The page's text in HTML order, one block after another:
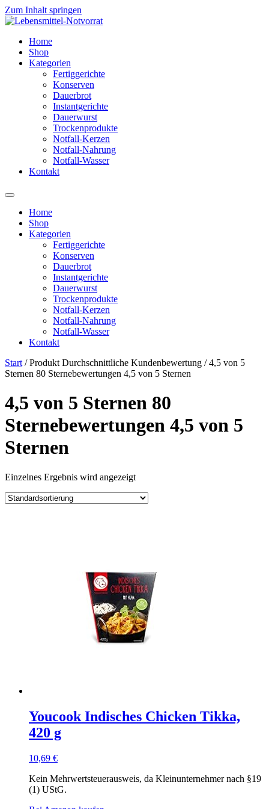
Zum Inhalt springen
Home
Shop
Kategorien
Fertiggerichte
Konserven
Dauerbrot
Instantgerichte
Dauerwurst
Trockenprodukte
Notfall-Kerzen
Notfall-Nahrung
Notfall-Wasser
Kontakt
Home
Shop
Kategorien
Fertiggerichte
Konserven
Dauerbrot
Instantgerichte
Dauerwurst
Trockenprodukte
Notfall-Kerzen
Notfall-Nahrung
Notfall-Wasser
Kontakt
Start / Produkt Durchschnittliche Kundenbewertung / 4,5 von 5
Sternen 80 Sternebewertungen 4,5 von 5 Sternen
4,5 von 5 Sternen 80
Sternebewertungen 4,5 von 5
Sternen
Einzelnes Ergebnis wird angezeigt
Youcook Indisches Chicken Tikka,
420 g
10,69 €
Kein Mehrwertsteuerausweis, da Kleinunternehmer nach §19
(1) UStG.